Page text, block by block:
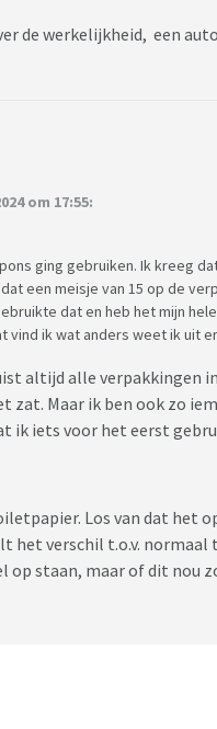
de werkelijkheid, een
om 17:55:
ging gebruiken. Ik kreeg
een meisje van 15 op de
dat en heb het mijn
vind ik wat anders weet ik uit
altijd alle verpakkingen
Maar ik ben ook zo
ik iets voor het eerst
Los van dat het
het verschil t.o.v.
op staan, maar of dit nou